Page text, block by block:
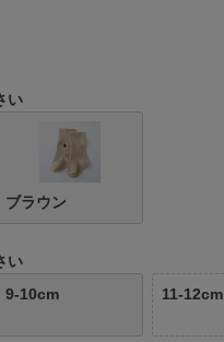
い
ブラウン
い
9-10cm 11-12cm